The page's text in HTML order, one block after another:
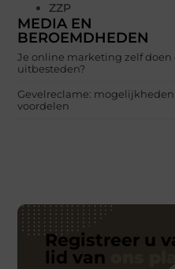
ZZP
MEDIA EN
BEROEMDHEDEN
Je online marketing zelf doen
uitbesteden?
Gevelreclame:
voordelen
Registreer u
lid van
ons